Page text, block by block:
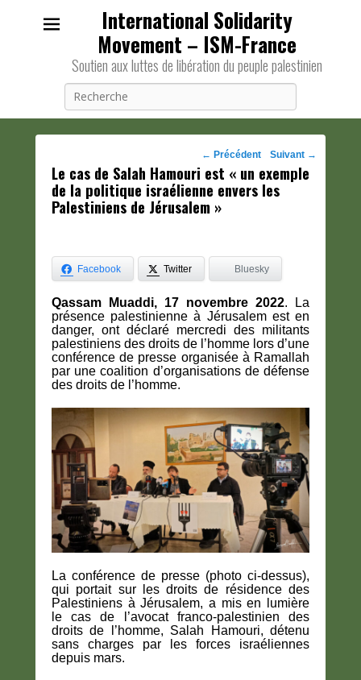
International Solidarity
Movement – ISM-France
Soutien aux luttes de libération du peuple palestinien
Navigation
des
posts
← Précédent Suivant →
Le cas de Salah Hamouri est « un exemple
de la politique israélienne envers les
Palestiniens de Jérusalem »
Facebook Twitter Bluesky
Qassam Muaddi, 17 novembre 2022. La
présence palestinienne à Jérusalem est en
danger, ont déclaré mercredi des militants
palestiniens des droits de l’homme lors d’une
conférence de presse organisée à Ramallah
par une coalition d’organisations de défense
des droits de l’homme.
La conférence de presse (photo ci-dessus),
qui portait sur les droits de résidence des
Palestiniens à Jérusalem, a mis en lumière
le cas de l’avocat franco-palestinien des
droits de l’homme, Salah Hamouri, détenu
sans charges par les forces israéliennes
depuis mars.